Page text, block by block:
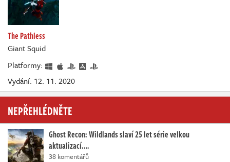
The Pathless
Giant Squid
Platformy:
Vydání: 12. 11. 2020
NEPŘEHLÉDNĚTE
Ghost Recon: Wildlands slaví 25 let série velkou
aktualizací.…
38 komentářů